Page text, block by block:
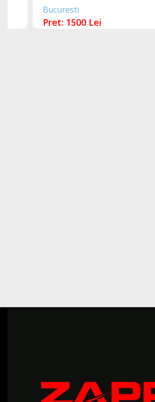
Bucuresti
Pret: 1500 Lei